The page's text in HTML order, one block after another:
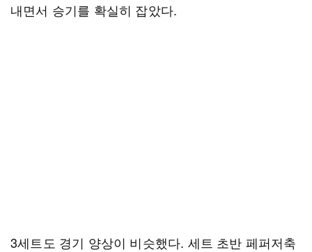
내면서 승기를 확실히 잡았다.
3세트도 경기 양상이 비슷했다. 세트 초반 페퍼저축